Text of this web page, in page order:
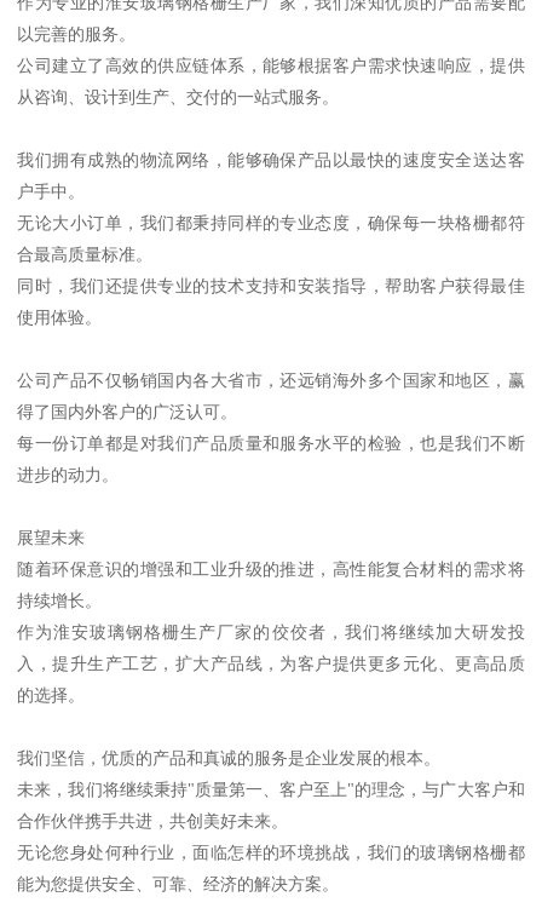
以完善的服务。
公司建立了高效的供应链体系，能够根据客户需求快速响应，提供
从咨询、设计到生产、交付的一站式服务。
我们拥有成熟的物流网络，能够确保产品以最快的速度安全送达客
户手中。
无论大小订单，我们都秉持同样的专业态度，确保每一块格栅都符
合最高质量标准。
同时，我们还提供专业的技术支持和安装指导，帮助客户获得最佳
使用体验。
公司产品不仅畅销国内各大省市，还远销海外多个国家和地区，赢
得了国内外客户的广泛认可。
每一份订单都是对我们产品质量和服务水平的检验，也是我们不断
进步的动力。
展望未来
随着环保意识的增强和工业升级的推进，高性能复合材料的需求将
持续增长。
作为淮安玻璃钢格栅生产厂家的佼佼者，我们将继续加大研发投
入，提升生产工艺，扩大产品线，为客户提供更多元化、更高品质
的选择。
我们坚信，优质的产品和真诚的服务是企业发展的根本。
未来，我们将继续秉持"质量第一、客户至上"的理念，与广大客户和
合作伙伴携手共进，共创美好未来。
无论您身处何种行业，面临怎样的环境挑战，我们的玻璃钢格栅都
能为您提供安全、可靠、经济的解决方案。